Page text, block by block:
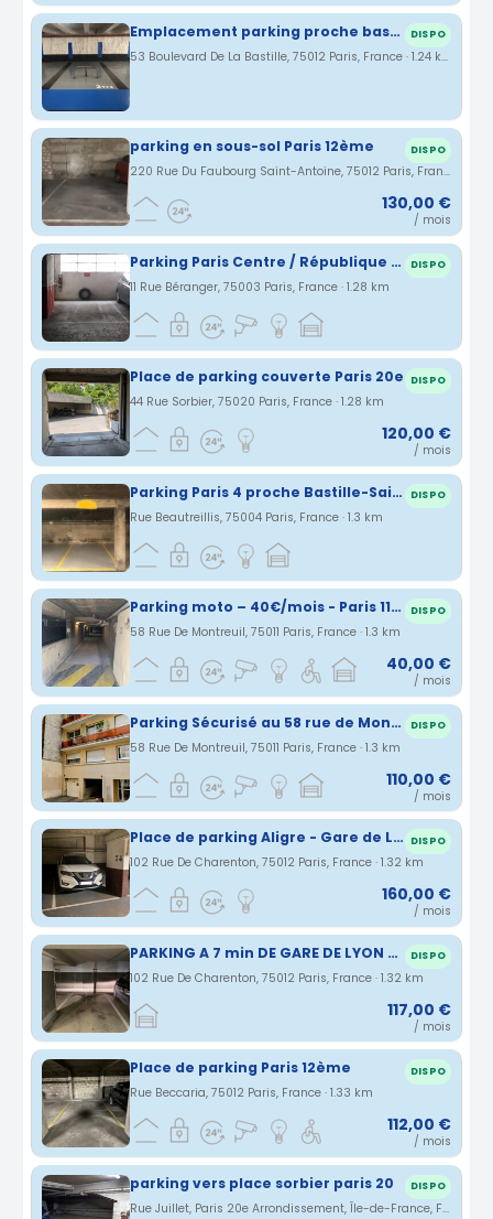
Emplacement parking proche bastille DISPO
53 Boulevard De La Bastille, 75012 Paris, France · 1.24 km
parking en sous-sol Paris 12ème DISPO
220 Rue Du Faubourg Saint-Antoine, 75012 Paris, France · 1.27 km
130,00 €
/ mois
Parking Paris Centre / République - Haut Marais DISPO
11 Rue Béranger, 75003 Paris, France · 1.28 km
Place de parking couverte Paris 20e DISPO
44 Rue Sorbier, 75020 Paris, France · 1.28 km
120,00 €
/ mois
Parking Paris 4 proche Bastille-Saint Paul DISPO
Rue Beautreillis, 75004 Paris, France · 1.3 km
Parking moto – 40€/mois - Paris 11ème - Métro Nation/Porte de Vincennes DISPO
58 Rue De Montreuil, 75011 Paris, France · 1.3 km
40,00 €
/ mois
Parking Sécurisé au 58 rue de Montreuil 75011 DISPO
58 Rue De Montreuil, 75011 Paris, France · 1.3 km
110,00 €
/ mois
Place de parking Aligre - Gare de Lyon DISPO
102 Rue De Charenton, 75012 Paris, France · 1.32 km
160,00 €
/ mois
PARKING A 7 min DE GARE DE LYON 75012 DISPO
102 Rue De Charenton, 75012 Paris, France · 1.32 km
117,00 €
/ mois
Place de parking Paris 12ème DISPO
Rue Beccaria, 75012 Paris, France · 1.33 km
112,00 €
/ mois
parking vers place sorbier paris 20 DISPO
Rue Juillet, Paris 20e Arrondissement, Île-de-France, France · 1.34 km